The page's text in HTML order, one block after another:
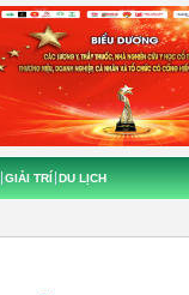
GIẢI TRÍ DU LỊCH